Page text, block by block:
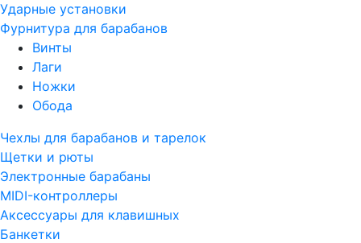
Ударные установки
Фурнитура для барабанов
Винты
Лаги
Ножки
Обода
Чехлы для барабанов и тарелок
Щетки и рюты
Электронные барабаны
MIDI-контроллеры
Аксессуары для клавишных
Банкетки